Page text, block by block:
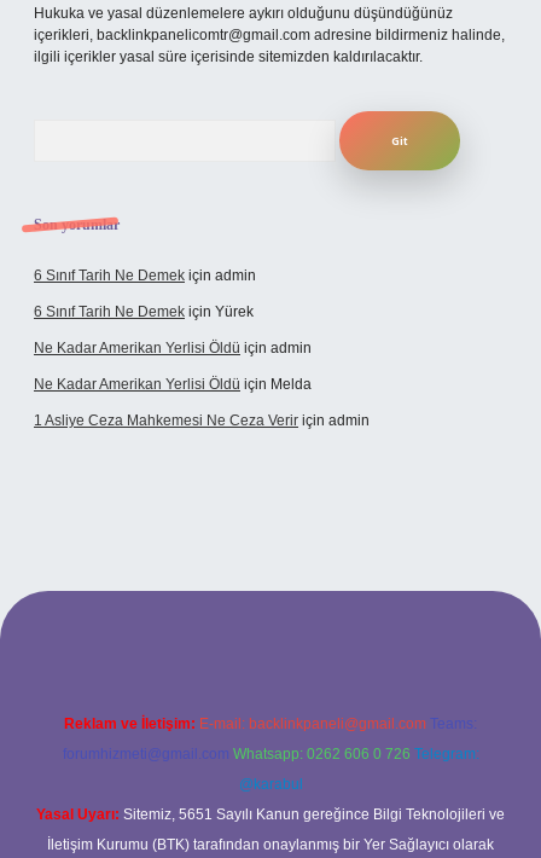
Hukuka ve yasal düzenlemelere aykırı olduğunu düşündüğünüz
içerikleri, backlinkpanelicomtr@gmail.com adresine bildirmeniz halinde,
ilgili içerikler yasal süre içerisinde sitemizden kaldırılacaktır.
Son yorumlar
6 Sınıf Tarih Ne Demek için admin
6 Sınıf Tarih Ne Demek için Yürek
Ne Kadar Amerikan Yerlisi Öldü için admin
Ne Kadar Amerikan Yerlisi Öldü için Melda
1 Asliye Ceza Mahkemesi Ne Ceza Verir için admin
Reklam ve İletişim: E-mail: backlinkpaneli@gmail.com Teams:
forumhizmeti@gmail.com Whatsapp: 0262 606 0 726 Telegram:
@karabul
Yasal Uyarı: Sitemiz, 5651 Sayılı Kanun gereğince Bilgi Teknolojileri ve
İletişim Kurumu (BTK) tarafından onaylanmış bir Yer Sağlayıcı olarak